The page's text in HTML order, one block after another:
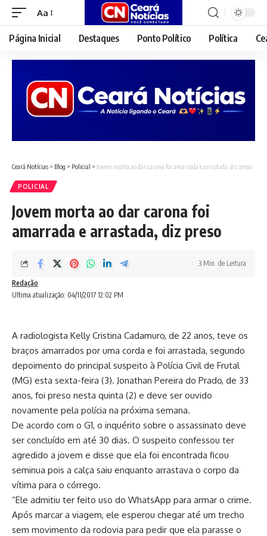
Font
Resizer
Aa
Página Inicial Destaques Ponto Político Política
Ceará Notícias > Blog > Policial > Jovem morta ao dar carona foi amarrada e arrastada, diz preso
POLICIAL
Jovem morta ao dar carona foi
amarrada e arrastada, diz preso
Ultima atualização: 04/11/2017 12:02 PM
Redação
3 Min. de Leitura
A radiologista Kelly Cristina Cadamuro, de 22 anos, teve os
braços amarrados por uma corda e foi arrastada, segundo
depoimento do principal suspeito à Polícia Civil de Frutal
(MG) esta sexta-feira (3). Jonathan Pereira do Prado, de 33
anos, foi preso nesta quinta (2) e deve ser ouvido
novamente pela polícia na próxima semana.
De acordo com o G1, o inquérito sobre o assassinato deve
ser concluído em até 30 dias. O suspeito confessou ter
agredido a jovem e disse que ela foi encontrada ficou
seminua pois a calça saiu enquanto arrastava o corpo da
vítima para o córrego.
“Ele admitiu ter feito uso do WhatsApp para armar o crime.
Após marcar a viagem, ele esperou chegar até um trecho
sem movimento da rodovia para pedir que ela parasse o